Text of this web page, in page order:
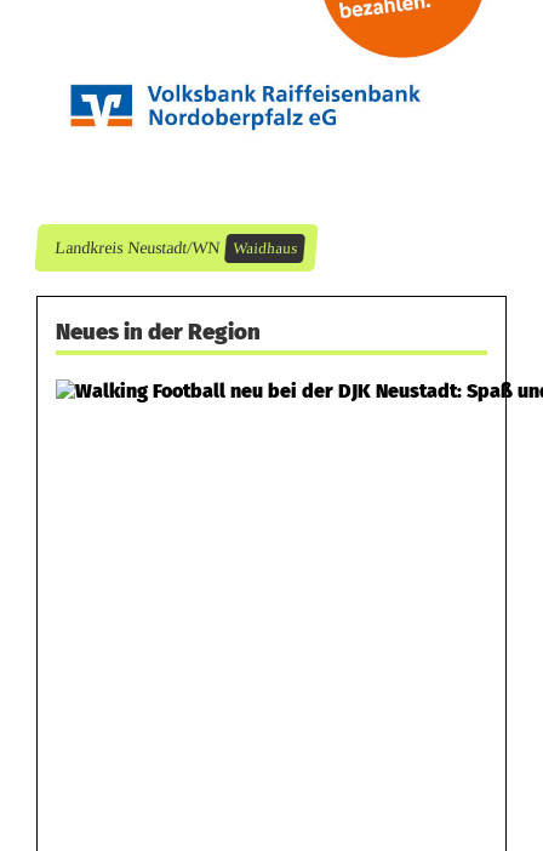
Landkreis Neustadt/WN Waidhaus
Neues in der Region